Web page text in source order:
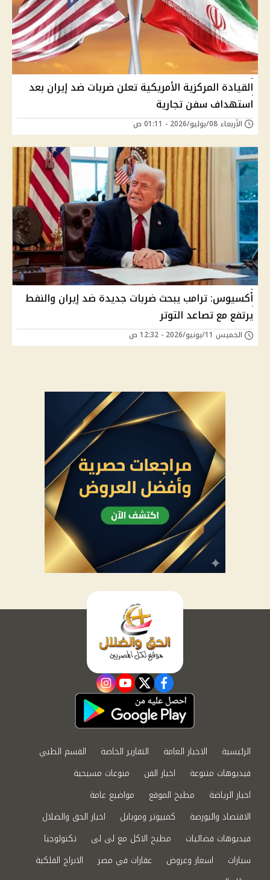
القيادة المركزية الأمريكية تعلن ضربات ضد إيران بعد
استهداف سفن تجارية
الأربعاء 08/يوليو/2026 - 01:11 ص
أكسيوس: ترامب يبحث ضربات جديدة ضد إيران والنفط
يرتفع مع تصاعد التوتر
الخميس 11/يونيو/2026 - 12:32 ص
facebook
twitter
youtube
instagram
الرئيسية الاخبار العامة التقارير الخاصة
القسم الطبي
فيديوهات متنوعة
اخبار الفن
منوعات مسيحية
اخبار الرياضة
مطبخ الموقع
مواضيع عامة
الاقتصاد والبورصة
كمبيوتر وموبايل
اخبار الحق والضلال
فيديوهات فضائيات
مطبخ الاكل مع لى لى
تكنولوجيا
سيارات
اسعار وعروض عقارات في مصر
الابراج الفلكية